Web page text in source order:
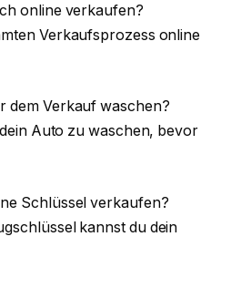
online verkaufen?
Verkaufsprozess online
dem Verkauf waschen?
Auto zu waschen, bevor
Schlüssel verkaufen?
kannst du dein